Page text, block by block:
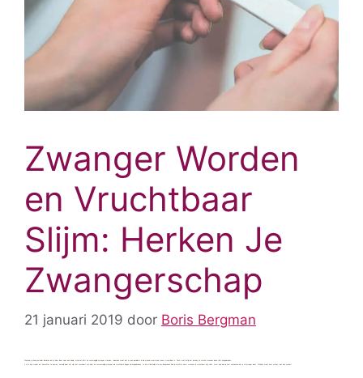
Zwanger Worden
en Vruchtbaar
Slijm: Herken Je
Zwangerschap
21 januari 2019 door Boris Bergman